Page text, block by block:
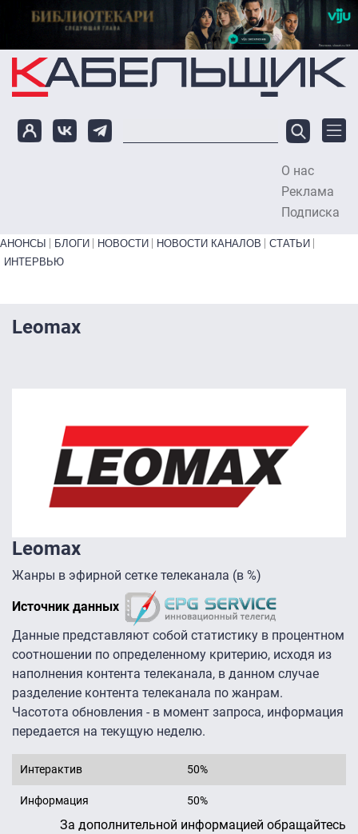
Перейти к основному содержанию
О нас
Реклама
Подписка
Primary links bottom
АНОНСЫ БЛОГИ НОВОСТИ НОВОСТИ КАНАЛОВ
СТАТЬИ
ИНТЕРВЬЮ
Leomax
Leomax
Жанры в эфирной сетке телеканала (в %)
Источник данных
Данные представляют собой статистику в процентном
соотношении по определенному критерию, исходя из
наполнения контента телеканала, в данном случае
разделение контента телеканала по жанрам.
Часотота обновления - в момент запроса, информация
передается на текущую неделю.
Интерактив 50%
Информация 50%
За дополнительной информацией обращайтесь